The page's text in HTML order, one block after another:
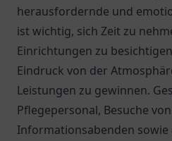
herausfordernde und
ist wichtig, sich Zeit zu
Einrichtungen zu
Eindruck von der
Leistungen zu gewinnen.
Pflegepersonal, Besuche
Informationsabenden sowie